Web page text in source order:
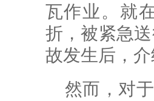
瓦作业。就
折，被紧急
故发生后，
然而，对